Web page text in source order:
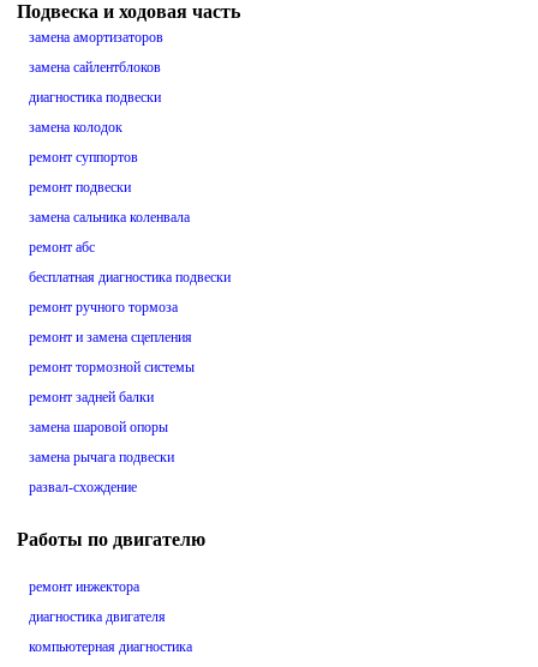
Подвеска и ходовая часть
замена амортизаторов
замена сайлентблоков
диагностика подвески
замена колодок
ремонт суппортов
ремонт подвески
замена сальника коленвала
ремонт абс
бесплатная диагностика подвески
ремонт ручного тормоза
ремонт и замена сцепления
ремонт тормозной системы
ремонт задней балки
замена шаровой опоры
замена рычага подвески
развал-схождение
Работы по двигателю
ремонт инжектора
диагностика двигателя
компьютерная диагностика